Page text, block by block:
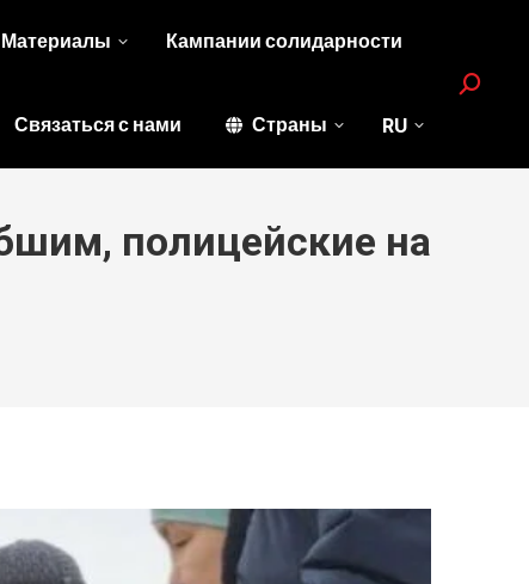
Материалы Кампании солидарности
Связаться с нами Страны RU
Search:
полицейские на